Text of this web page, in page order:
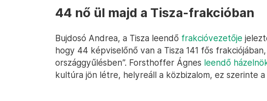
44 nő ül majd a Tisza-frakcióban
Bujdosó Andrea, a Tisza leendő frakcióvezetője
hogy 44 képviselőnő van a Tisza 141 fős
országgyűlésben”. Forsthoffer Ágnes leendő
kultúra jön létre, helyreáll a közbizalom, ez szerinte